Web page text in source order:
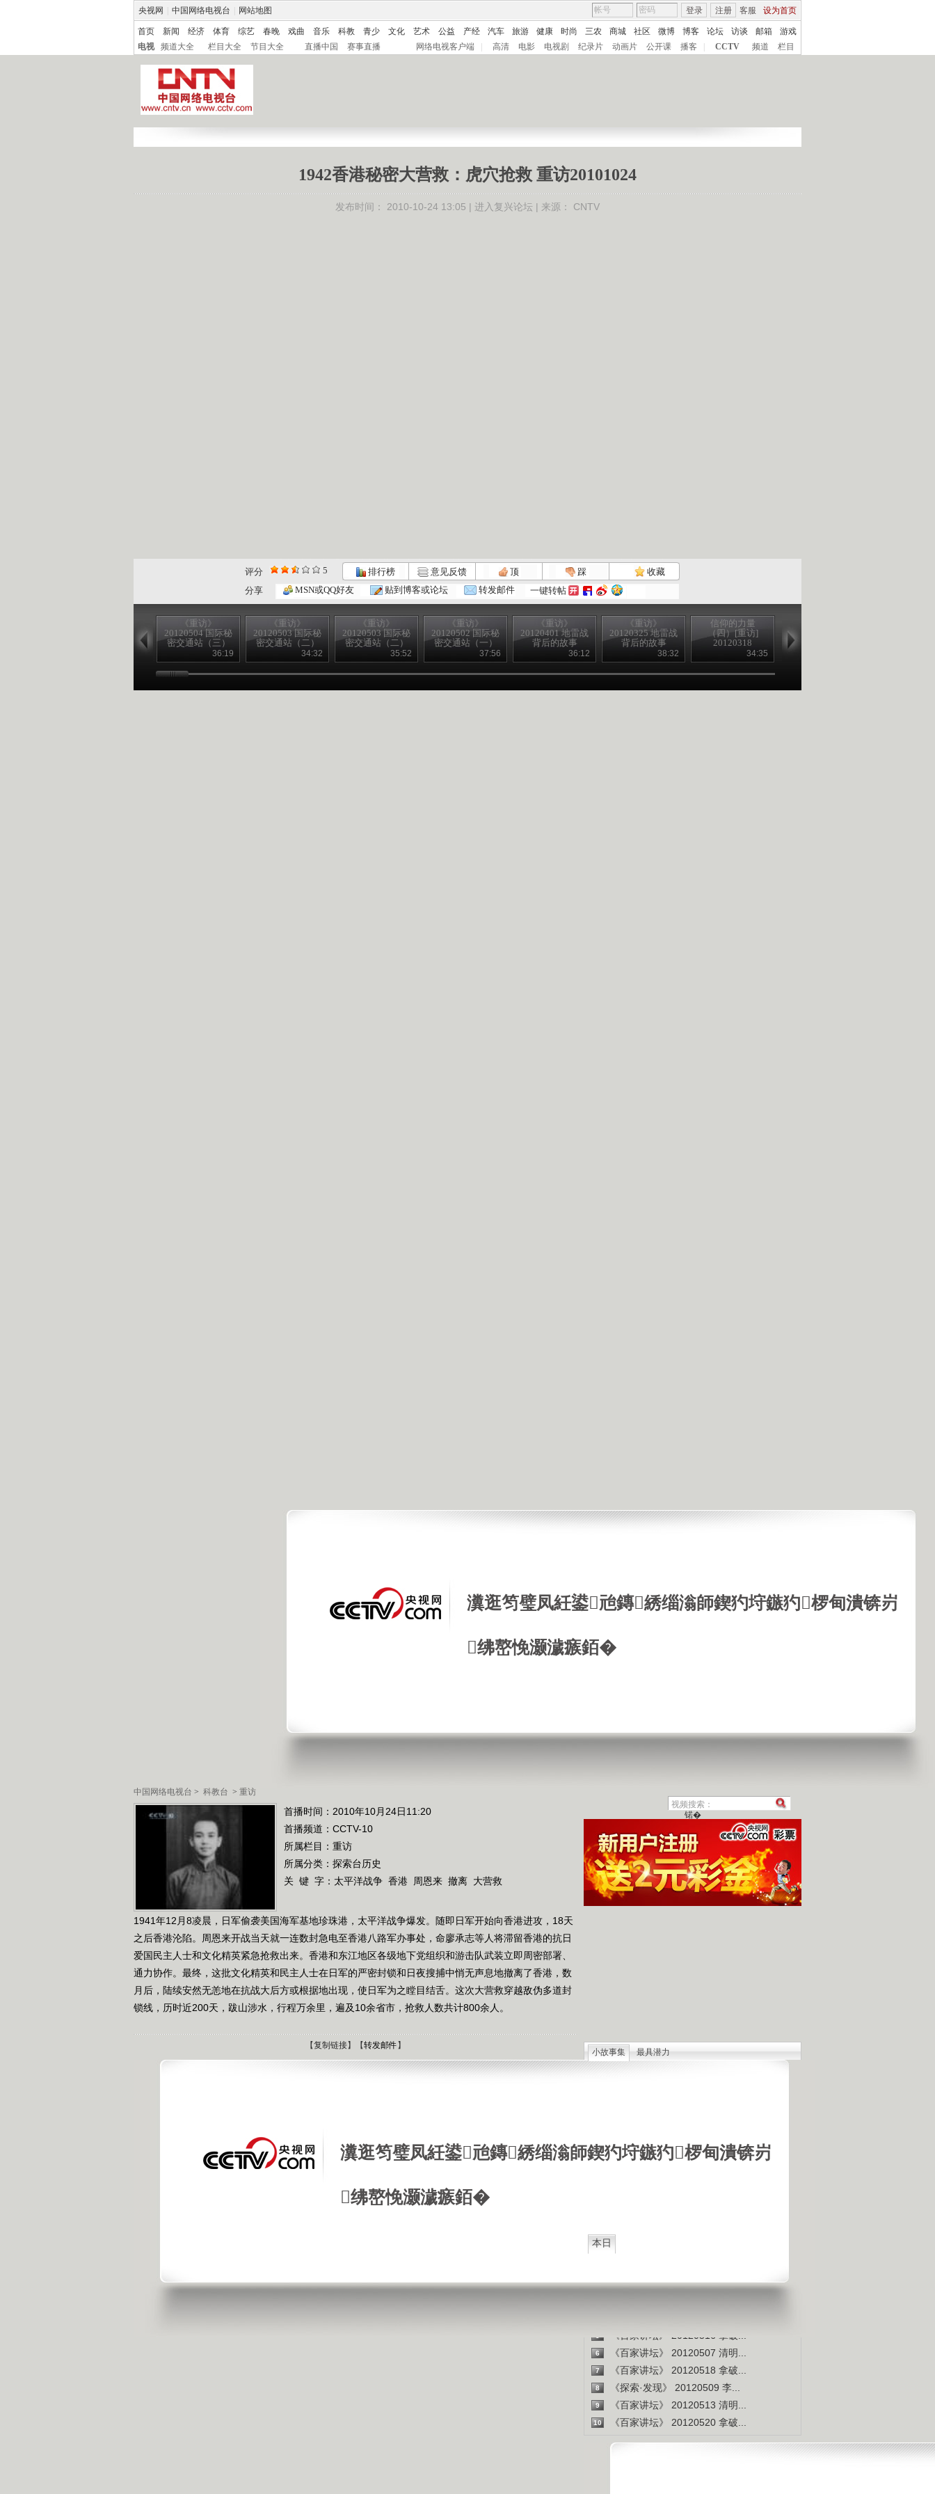
央视网 中国网络电视台 网站地图 客服 设为首页
登录 注册
首页 新闻 经济 体育 综艺 春晚 戏曲 音乐 科教 青少 文化 艺术 公益 产经 汽车 旅游 健康 时尚 三农 商城 社区 微博 博客 论坛 访谈 邮箱
游戏
电视
频道大全 栏目大全 节目大全 直播中国 赛事直播 网络电视客户端 高清 电影 电视剧 纪录片 动画片 公开课 播客 CCTV 频道 栏目
瀵逛笉璧凤紝鍙兘鏄綉缁滃師鍥犳垨鏃犳椤甸潰锛岃
绋嶅悗灏濊瘯銆�
中国网络电视台 > 科教台 > 重访
1942香港秘密大营救：虎穴抢救 重访20101024
发布时间： 2010-10-24 13:05 | 进入复兴论坛 | 来源： CNTV
评分 5 排行榜 意见反馈 顶 踩
收藏
分享
MSN或QQ好友 贴到博客或论坛 转发邮件 一键转帖
《重访》
20120504 国际秘
密交通站（三）
36:19
《重访》
20120503 国际秘
密交通站（二）
34:32
《重访》
20120503 国际秘
密交通站（二）
35:52
《重访》
20120502 国际秘
密交通站（一）
37:56
《重访》
20120401 地雷战
背后的故事
36:12
《重访》
20120325 地雷战
背后的故事
38:32
信仰的力量
（四）[重访]
20120318
34:35
首播时间：2010年10月24日11:20
首播频道： CCTV-10
所属栏目： 重访
所属分类：探索台历史
关 键 字： 太平洋战争 香港 周恩来 撤离 大营救
1941年12月8凌晨，日军偷袭美国海军基地珍珠港，太平洋战争爆发。随即日军开始向香港进攻，18天
之后香港沦陷。周恩来开战当天就一连数封急电至香港八路军办事处，命廖承志等人将滞留香港的抗日
爱国民主人士和文化精英紧急抢救出来。香港和东江地区各级地下党组织和游击队武装立即周密部署、
通力协作。最终，这批文化精英和民主人士在日军的严密封锁和日夜搜捕中悄无声息地撤离了香港，数
月后，陆续安然无恙地在抗战大后方或根据地出现，使日军为之瞠目结舌。这次大营救穿越敌伪多道封
锁线，历时近200天，跋山涉水，行程万余里，遍及10余省市，抢救人数共计800余人。
【复制链接】【转发邮件 】
瀵逛笉璧凤紝鍙兘鏄綉缁滃師鍥犳垨鏃犳椤甸潰锛岃
绋嶅悗灏濊瘯銆�
锘�
小故事集 最具潜力
狼和犬的交配是非常困难的事情
提高警惕 海啸袭来 海底地震的威力
本日
2 《探索·发现》 20120507 李...
《百家讲坛》 20120516 拿破...
6 《百家讲坛》 20120507 清明...
7 《百家讲坛》 20120518 拿破...
8 《探索·发现》 20120509 李...
9 《百家讲坛》 20120513 清明...
10 《百家讲坛》 20120520 拿破...